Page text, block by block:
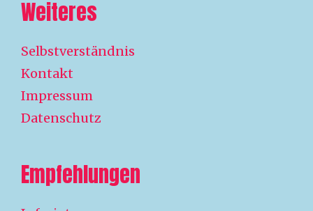
Weiteres
Selbstverständnis
Kontakt
Impressum
Datenschutz
Empfehlungen